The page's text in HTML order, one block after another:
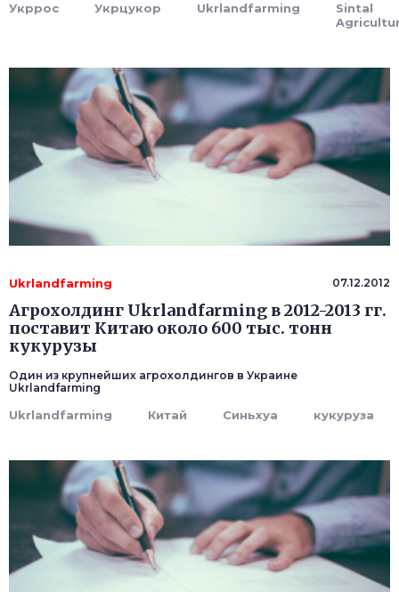
Укррос Укрцукор Ukrlandfarming
Sintal
Ukrlandfarming 07.12.2012
Агрохолдинг Ukrlandfarming в 2012-2013 гг.
поставит Китаю около 600 тыс. тонн
кукурузы
Один из крупнейших агрохолдингов в Украине
Ukrlandfarming
Ukrlandfarming Китай Синьхуа кукуруза